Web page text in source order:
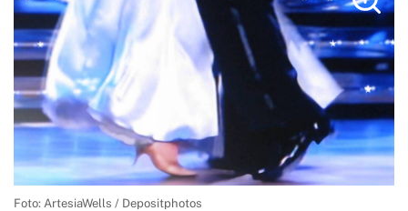
Foto: ArtesiaWells / Depositphotos